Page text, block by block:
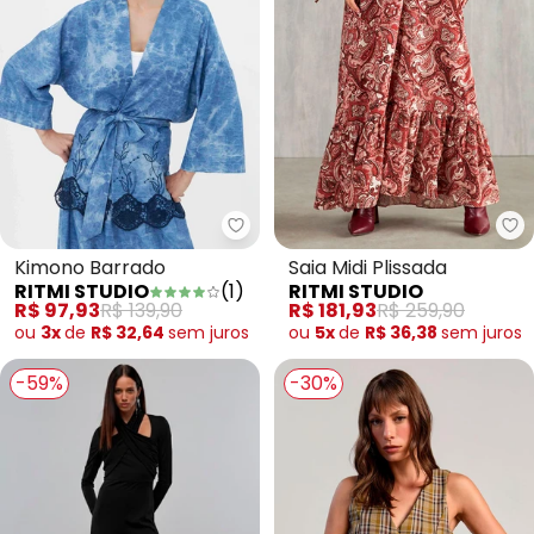
Ritmi Studio - Kimono Barrado
Kimono Barrado
RITMI STUDIO
(1)
R$ 97,93R$ 139,90
ou 3xde R$ 32,64 sem juros
Saia Midi Plissada
RITMI STUDIO
R$ 181,93R$ 259,90
ou 5xde R$ 36,38 sem juros
-59% -30%